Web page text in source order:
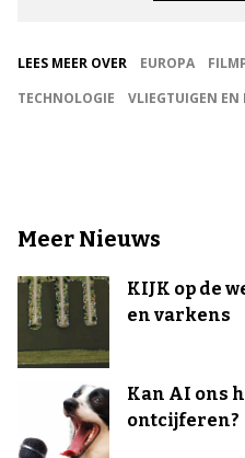
LEES MEER OVER EUROPA
TECHNOLOGIE
VLIEGTUIGEN EN
Meer Nieuws
KIJK op de
en varkens
Kan AI ons
ontcijferen?